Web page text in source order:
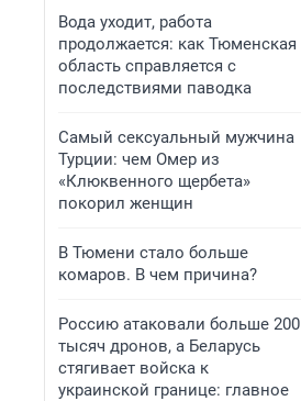
Вода уходит, работа
продолжается: как Тюменская
область справляется с
последствиями паводка
Самый сексуальный мужчина
Турции: чем Омер из
«Клюквенного щербета»
покорил женщин
В Тюмени стало больше
комаров. В чем причина?
Россию атаковали больше 200
тысяч дронов, а Беларусь
стягивает войска к
украинской границе: главное